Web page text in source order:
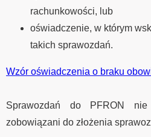
rachunkowości, lub
oświadczenie, w którym
takich sprawozdań.
Wzór oświadczenia o braku
Sprawozdań do PFRON
zobowiązani do złożenia